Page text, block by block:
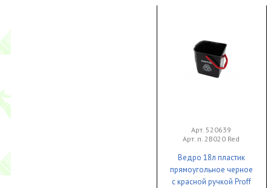
Арт. 520639
Арт. п. 2B020 Red
Ведро 18л пластик
прямоугольное черное
с красной ручкой Proff